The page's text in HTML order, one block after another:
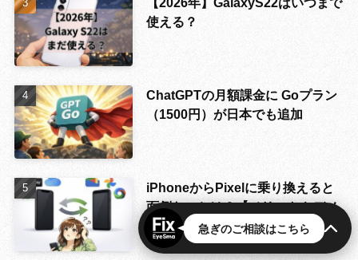
使える？
ChatGPTの月額課金に Goプラン
（1500円）が日本でも追加
iPhoneからPixelに乗り換えると
面倒なことは？【メリットやデメ
リット】 急ぎのご相談はこちら